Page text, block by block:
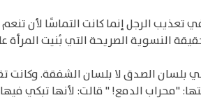
تعذيب الرجل إنما كانت التماسًا لأن تنعم
النسوية الصريحة التي بُنيت المرأة
بلسان الصدق لا بلسان الشفقة.
"محراب الدمع! " قالت: لأنها تبكي فيها